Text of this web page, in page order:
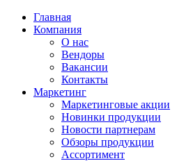
Главная
Компания
О нас
Вендоры
Вакансии
Контакты
Маркетинг
Маркетинговые акции
Новинки продукции
Новости партнерам
Обзоры продукции
Ассортимент